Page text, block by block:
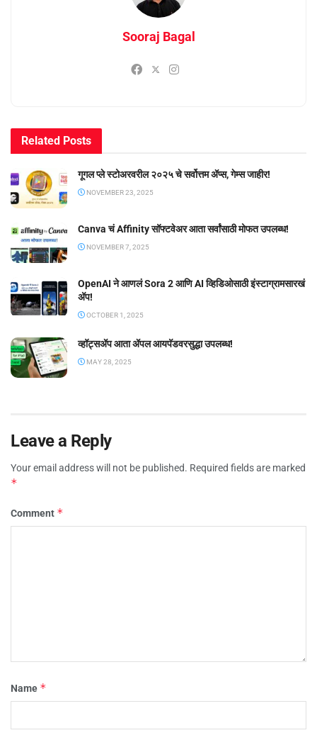
Sooraj Bagal
Related Posts
गूगल प्ले स्टोअरवरील २०२५ चे सर्वोत्तम ॲप्स, गेम्स जाहीर!
NOVEMBER 23, 2025
Canva चं Affinity सॉफ्टवेअर आता सर्वांसाठी मोफत उपलब्ध!
NOVEMBER 7, 2025
OpenAI ने आणलं Sora 2 आणि AI व्हिडिओसाठी इंस्टाग्रामसारखं
अ‍ॅप!
OCTOBER 1, 2025
व्हॉट्सॲप आता ॲपल आयपॅडवरसुद्धा उपलब्ध!
MAY 28, 2025
Leave a Reply
Your email address will not be published. Required fields are marked
*
Comment *
Name *